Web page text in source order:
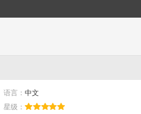
语言： 中文
星级：